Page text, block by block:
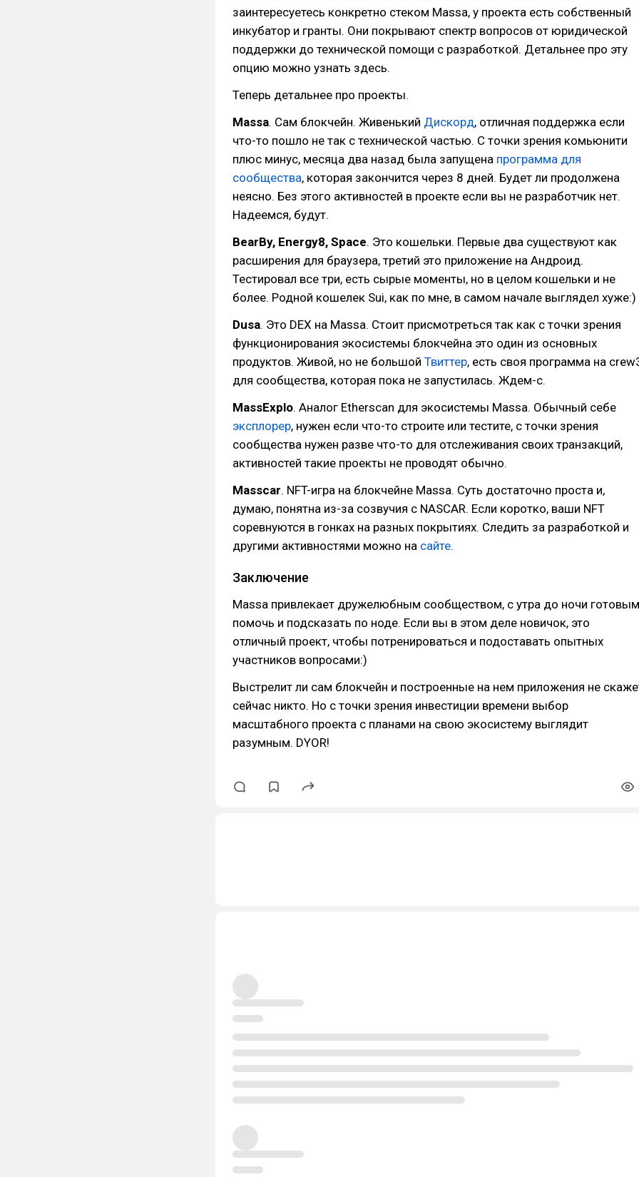
заинтересуетесь конкретно стеком Massa, у проекта есть собственный
инкубатор и гранты. Они покрывают спектр вопросов от юридической
поддержки до технической помощи с разработкой. Детальнее про эту
опцию можно узнать здесь.
Теперь детальнее про проекты.
Massa. Сам блокчейн. Живенький Дискорд, отличная поддержка если
что-то пошло не так с технической частью. С точки зрения комьюнити
плюс минус, месяца два назад была запущена программа для
сообщества, которая закончится через 8 дней. Будет ли продолжена
неясно. Без этого активностей в проекте если вы не разработчик нет.
Надеемся, будут.
BearBy, Energy8, Space. Это кошельки. Первые два существуют как
расширения для браузера, третий это приложение на Андроид.
Тестировал все три, есть сырые моменты, но в целом кошельки и не
более. Родной кошелек Sui, как по мне, в самом начале выглядел хуже:)
Dusa. Это DEX на Massa. Стоит присмотреться так как с точки зрения
функционирования экосистемы блокчейна это один из основных
продуктов. Живой, но не большой Твиттер, есть своя программа на
для сообщества, которая пока не запустилась. Ждем-с.
MassExplo. Аналог Etherscan для экосистемы Massa. Обычный себе
эксплорер, нужен если что-то строите или тестите, с точки зрения
сообщества нужен разве что-то для отслеживания своих транзакций,
активностей такие проекты не проводят обычно.
Masscar. NFT-игра на блокчейне Massa. Суть достаточно проста и,
думаю, понятна из-за созвучия с NASCAR. Если коротко, ваши NFT
соревнуются в гонках на разных покрытиях. Следить за разработкой и
другими активностями можно на сайте.
Заключение
Massa привлекает дружелюбным сообществом, с утра до ночи готовым
помочь и подсказать по ноде. Если вы в этом деле новичок, это
отличный проект, чтобы потренироваться и подоставать опытных
участников вопросами:)
Выстрелит ли сам блокчейн и построенные на нем приложения не
сейчас никто. Но с точки зрения инвестиции времени выбор
масштабного проекта с планами на свою экосистему выглядит
разумным. DYOR!